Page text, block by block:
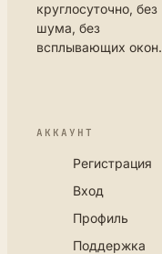
круглосуточно, без
шума, без
всплывающих окон.
АККАУНТ
Регистрация
Вход
Профиль
Поддержка